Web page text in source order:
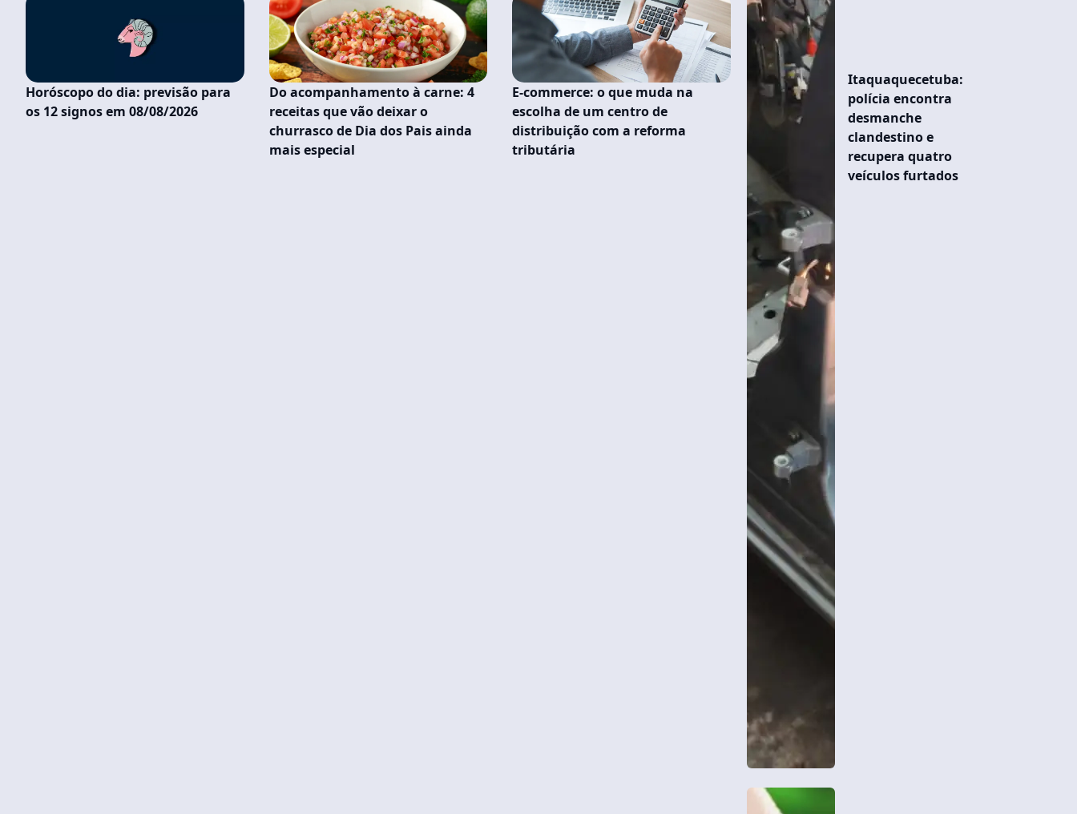
Horóscopo do dia: previsão para
os 12 signos em 08/08/2026
Do acompanhamento à carne: 4
receitas que vão deixar o
churrasco de Dia dos Pais ainda
mais especial
E-commerce: o que muda na
escolha de um centro de
distribuição com a reforma
tributária
Itaquaquecetuba:
polícia encontra
desmanche
clandestino e
recupera quatro
veículos furtados